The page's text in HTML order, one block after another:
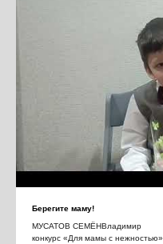
Берегите маму!
МУСАТОВ СЕМЁНВладимир
конкурс «Для мамы с нежностью»